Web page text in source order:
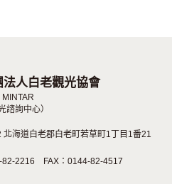
法人白老觀光協會
MINTAR
諮詢中心）
北海道白老郡白老町若草町1丁目1番21
82-2216 FAX：0144-82-4517